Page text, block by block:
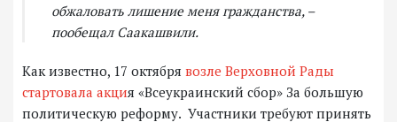
обжаловать лишение меня гражданства, –
пообещал Саакашвили.
Как известно, 17 октября возле Верховной Рады
стартовала акция «Всеукраинский сбор» За большую
политическую реформу. Участники требуют принять